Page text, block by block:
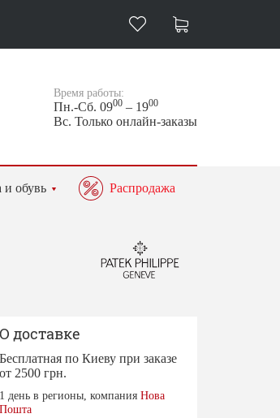
Время работы:
Пн.-Сб. 0900 – 1900
Вс. Только онлайн-заказы
обувь Распродажа
О доставке
Бесплатная по Киеву при заказе
от 2500 грн.
1 день в регионы, компанияНова
Пошта